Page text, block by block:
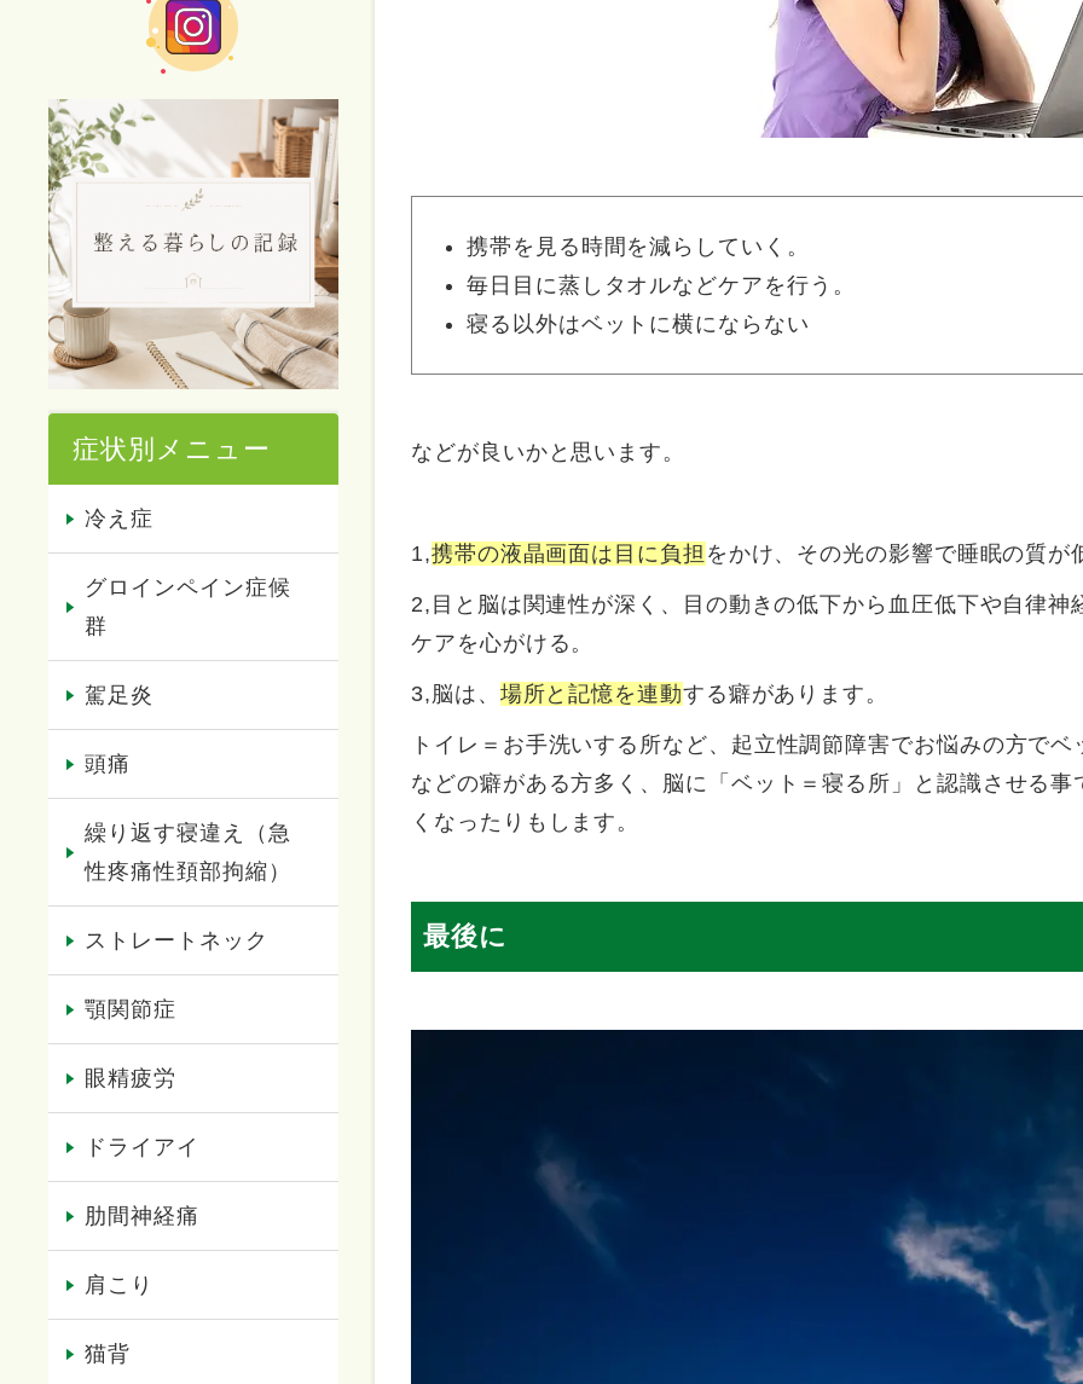
携帯を見る時間を減らしていく。
毎日目に蒸しタオルなどケアを行う。
寝る以外はベットに横にならない
などが良いかと思います。
1,携帯の液晶画面は目に負担 をかけ、その光の影響で睡眠の質が
2,目と脳は関連性が深く、目の動きの低下から血圧低下や自律
ケアを心がける。
3,脳は、 場所と記憶を連動する癖があります。
トイレ＝お手洗いする所など、起立性調節障害でお悩みの方で
などの癖がある方多く、脳に「ベット＝寝る所」と認識させる
くなったりもします。
最後に
症状別メニュー
冷え症
グロインペイン症候
群
駕足炎
頭痛
繰り返す寝違え（急
性疼痛性頚部拘縮）
ストレートネック
顎関節症
眼精疲労
ドライアイ
肋間神経痛
肩こり
猫背